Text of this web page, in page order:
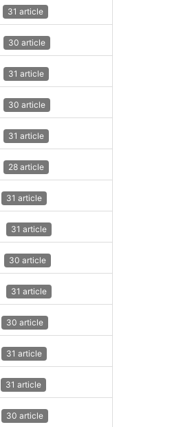
31 article
30 article
31 article
30 article
31 article
28 article
31 article
31 article
30 article
31 article
30 article
31 article
31 article
30 article